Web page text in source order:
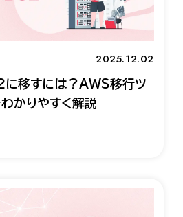
2025.12.02
に移すには？AWS移行ツ
かりやすく解説